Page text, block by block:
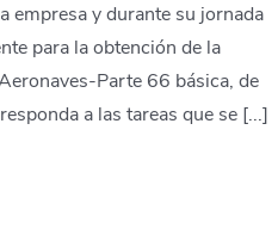
empresa y durante su jornada
para la obtención de la
Parte 66 básica, de
a las tareas que se [...]